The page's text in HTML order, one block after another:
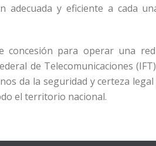
adecuada y eficiente a cada
concesión para operar una
de Telecomunicaciones
da la seguridad y certeza
el territorio nacional.